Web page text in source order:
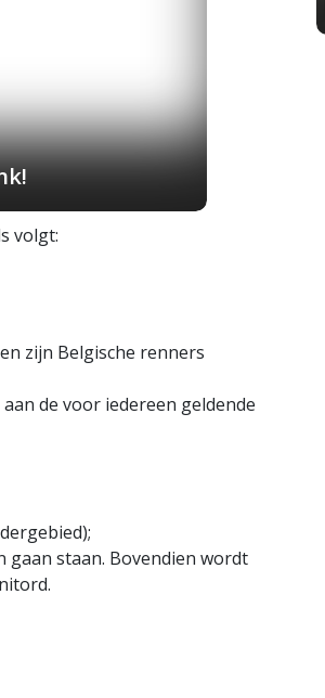
volgt:
zijn Belgische renners
de voor iedereen geldende
staan. Bovendien wordt